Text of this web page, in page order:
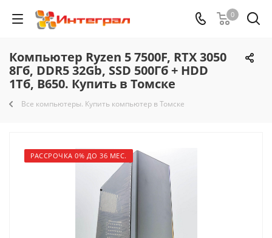
0
Компьютер Ryzen 5 7500F, RTX 3050
8Гб, DDR5 32Gb, SSD 500Гб + HDD
1Тб, B650. Купить в Томске
Все компьютеры. Купить компьютер в Томске
РАССРОЧКА 0% ДО 36 МЕС.